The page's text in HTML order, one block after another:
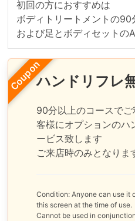
初回の方におすすめは
ボディトリートメントの90
および足とボディセットの
ハンドリフレ
90分以上のコースで
客様にオプションのハ
ービス致します
ご来店時のみとなりま
Condition: Anyone can use it
this screen at the time of use.
Cannot be used in
Coupon